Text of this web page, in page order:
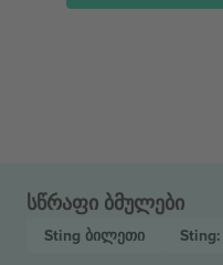
სწრაფი ბმულები
Sting ბილეთი